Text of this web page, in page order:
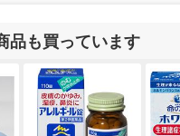
品も買っています